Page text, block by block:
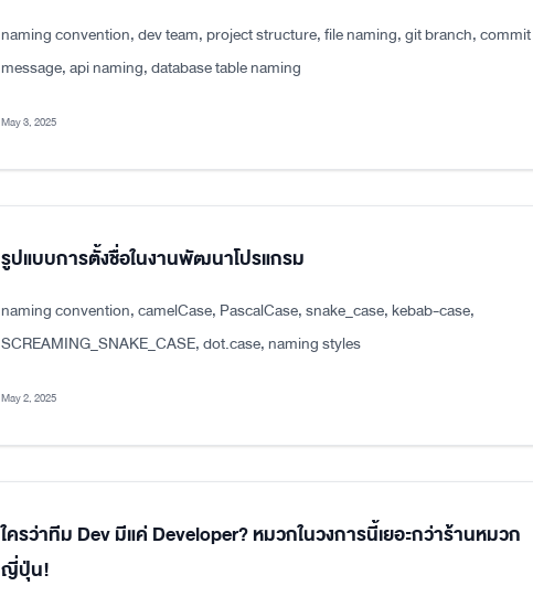
naming convention, dev team, project structure, file naming, git branch, commit
message, api naming, database table naming
May 3, 2025
รูปแบบการตั้งชื่อในงานพัฒนาโปรแกรม
naming convention, camelCase, PascalCase, snake_case, kebab-case,
SCREAMING_SNAKE_CASE, dot.case, naming styles
May 2, 2025
ใครว่าทีม Dev มีแค่ Developer? หมวกในวงการนี้เยอะกว่าร้านหมวก
ญี่ปุ่น!